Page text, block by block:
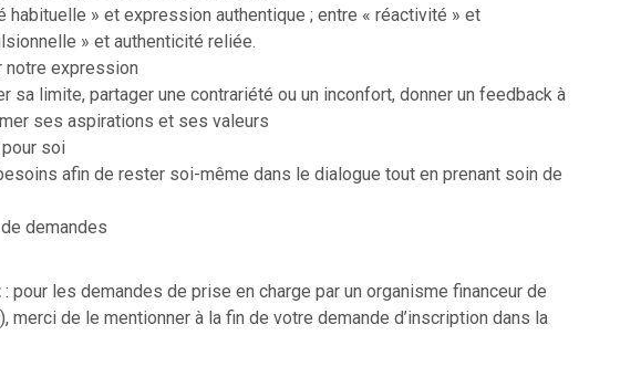
» et expression authentique ; entre « réactivité » et
» et authenticité reliée.
notre expression
sa limite, partager une contrariété ou un inconfort, donner un feedback à
ses aspirations et ses valeurs
soi
afin de rester soi-même dans le dialogue tout en prenant soin de
demandes
: pour les demandes de prise en charge par un organisme financeur de
merci de le mentionner à la fin de votre demande d’inscription dans la